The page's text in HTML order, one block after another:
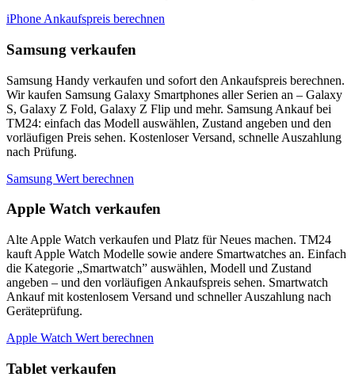
iPhone Ankaufspreis berechnen
Samsung verkaufen
Samsung Handy verkaufen und sofort den Ankaufspreis berechnen.
Wir kaufen Samsung Galaxy Smartphones aller Serien an – Galaxy
S, Galaxy Z Fold, Galaxy Z Flip und mehr. Samsung Ankauf bei
TM24: einfach das Modell auswählen, Zustand angeben und den
vorläufigen Preis sehen. Kostenloser Versand, schnelle Auszahlung
nach Prüfung.
Samsung Wert berechnen
Apple Watch verkaufen
Alte Apple Watch verkaufen und Platz für Neues machen. TM24
kauft Apple Watch Modelle sowie andere Smartwatches an. Einfach
die Kategorie „Smartwatch” auswählen, Modell und Zustand
angeben – und den vorläufigen Ankaufspreis sehen. Smartwatch
Ankauf mit kostenlosem Versand und schneller Auszahlung nach
Geräteprüfung.
Apple Watch Wert berechnen
Tablet verkaufen